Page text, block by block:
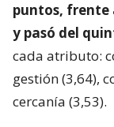
puntos, frente
y pasó del
cada atributo:
gestión (3,64),
cercanía (3,53).